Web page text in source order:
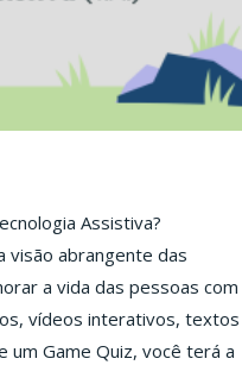
Assistiva?
visão abrangente das
a vida das pessoas com
vídeos interativos, textos
Game Quiz, você terá a